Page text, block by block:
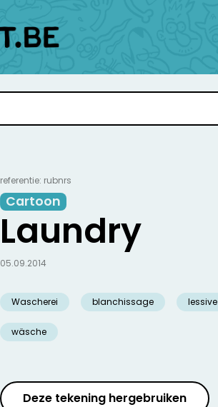
referentie: rubnrs
Cartoon
Laundry
Wascherei blanchissage lessive
wäsche
05.09.2014
Deze tekening hergebruiken